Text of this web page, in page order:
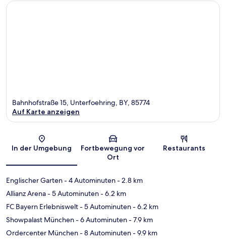
Karte
Bahnhofstraße 15, Unterfoehring, BY, 85774
Auf Karte anzeigen
In der Umgebung
Fortbewegung vor
Ort
Restaurants
Englischer Garten- 4 Autominuten- 2.8 km
Allianz Arena- 5 Autominuten- 6.2 km
FC Bayern Erlebniswelt- 5 Autominuten- 6.2 km
Showpalast München- 6 Autominuten- 7.9 km
Ordercenter München- 8 Autominuten- 9.9 km